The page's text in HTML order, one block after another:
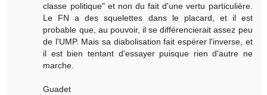
classe politique" et non du fait d'une vertu particulière.
Le FN a des squelettes dans le placard, et il est
probable que, au pouvoir, il se différencierait assez peu
de l'UMP. Mais sa diabolisation fait espérer l'inverse, et
il est bien tentant d'essayer puisque rien d'autre ne
marche.
Guadet